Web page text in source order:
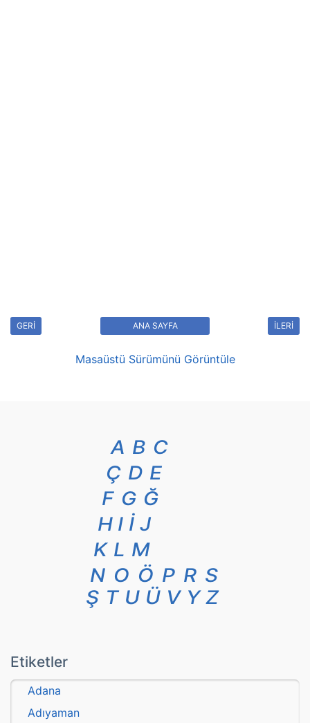
GERİ İLERİ
ANA SAYFA
Masaüstü Sürümünü Görüntüle
A B C
Ç D E
F G Ğ
H I İ J
K L M
N O Ö P R S
Ş T U Ü V Y Z
Etiketler
Adana
Adıyaman